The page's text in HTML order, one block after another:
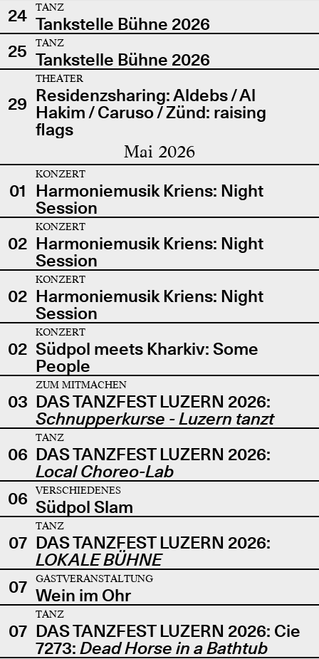
24
TANZ
Tankstelle Bühne 2026
25
TANZ
Tankstelle Bühne 2026
29
THEATER
Residenzsharing: Aldebs / Al
Hakim / Caruso / Zünd: raising
flags
Mai 2026
01
KONZERT
Harmoniemusik Kriens: Night
Session
02
KONZERT
Harmoniemusik Kriens: Night
Session
02
KONZERT
Harmoniemusik Kriens: Night
Session
02
KONZERT
Südpol meets Kharkiv: Some
People
03
ZUM MITMACHEN
DAS TANZFEST LUZERN 2026:
Schnupperkurse - Luzern tanzt
06
TANZ
DAS TANZFEST LUZERN 2026:
Local Choreo-Lab
06
VERSCHIEDENES
Südpol Slam
07
TANZ
DAS TANZFEST LUZERN 2026:
LOKALE BÜHNE
07
GASTVERANSTALTUNG
Wein im Ohr
07
TANZ
DAS TANZFEST LUZERN 2026: Cie
7273: Dead Horse in a Bathtub